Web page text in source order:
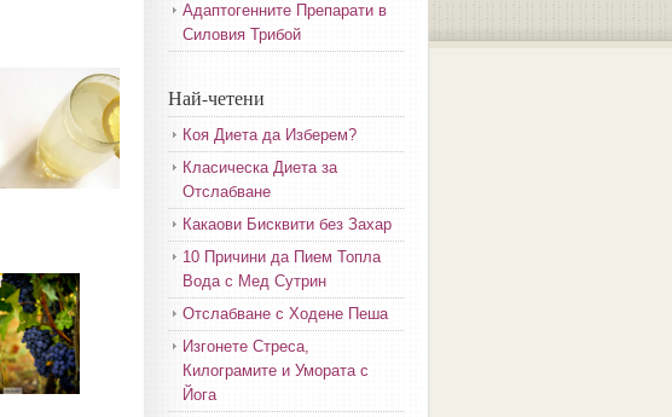
Адаптогенните Препарати в
Силовия Трибой
Най-четени
Коя Диета да Изберем?
Класическа Диета за
Отслабване
Какаови Бисквити без Захар
10 Причини да Пием Топла
Вода с Мед Сутрин
Отслабване с Ходене Пеша
Изгонете Стреса,
Килограмите и Умората с
Йога